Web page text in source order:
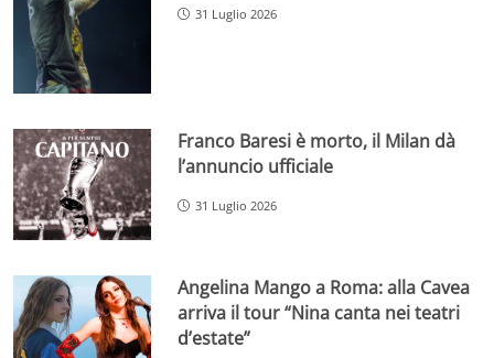
31 Luglio 2026
Franco Baresi è morto, il Milan dà
l’annuncio ufficiale
31 Luglio 2026
Angelina Mango a Roma: alla Cavea
arriva il tour “Nina canta nei teatri
d’estate”